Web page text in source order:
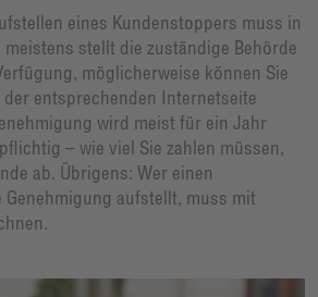
eines Kundenstoppers muss in
stellt die zuständige Behörde
möglicherweise können Sie
entsprechenden Internetseite
wird meist für ein Jahr
– wie viel Sie zahlen müssen,
ab. Übrigens: Wer einen
aufstellt, muss mit